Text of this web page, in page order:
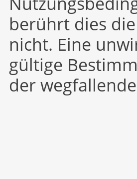
berührt dies
nicht. Eine
gültige
der